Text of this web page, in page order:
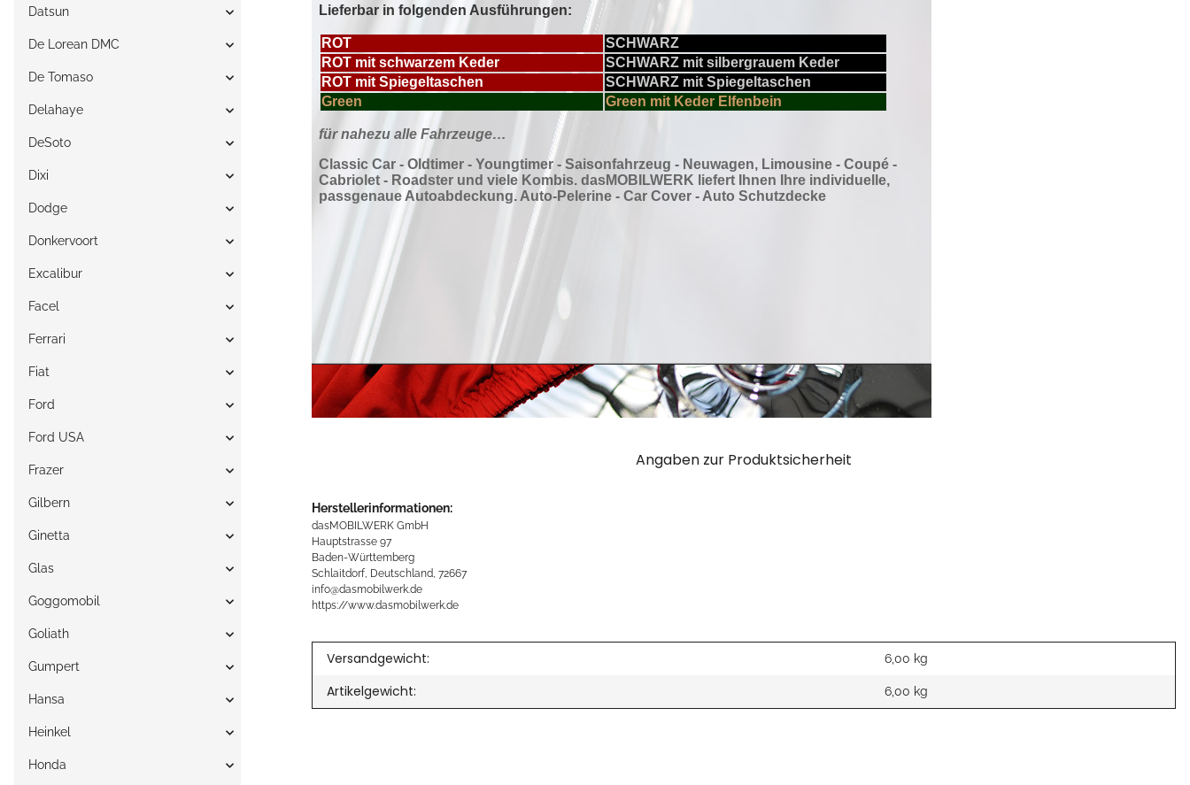
Angaben zur Produktsicherheit
Herstellerinformationen:
dasMOBILWERK GmbH
Hauptstrasse 97
Baden-Württemberg
Schlaitdorf, Deutschland, 72667
info@dasmobilwerk.de
https://www.dasmobilwerk.de
Versandgewicht: 6,00 kg
Artikelgewicht: 6,00 kg
Datsun
De Lorean DMC
De Tomaso
Delahaye
DeSoto
Dixi
Dodge
Donkervoort
Excalibur
Facel
Ferrari
Fiat
Ford
Ford USA
Frazer
Gilbern
Ginetta
Glas
Goggomobil
Goliath
Gumpert
Hansa
Heinkel
Honda